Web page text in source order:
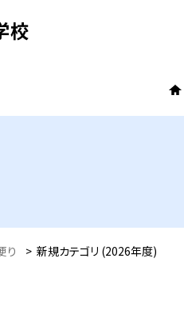
校
り > 新規カテゴリ (2026年度)